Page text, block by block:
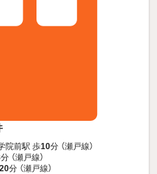
院前駅 歩10分 （瀬戸線）
分 （瀬戸線）
20分 （瀬戸線）